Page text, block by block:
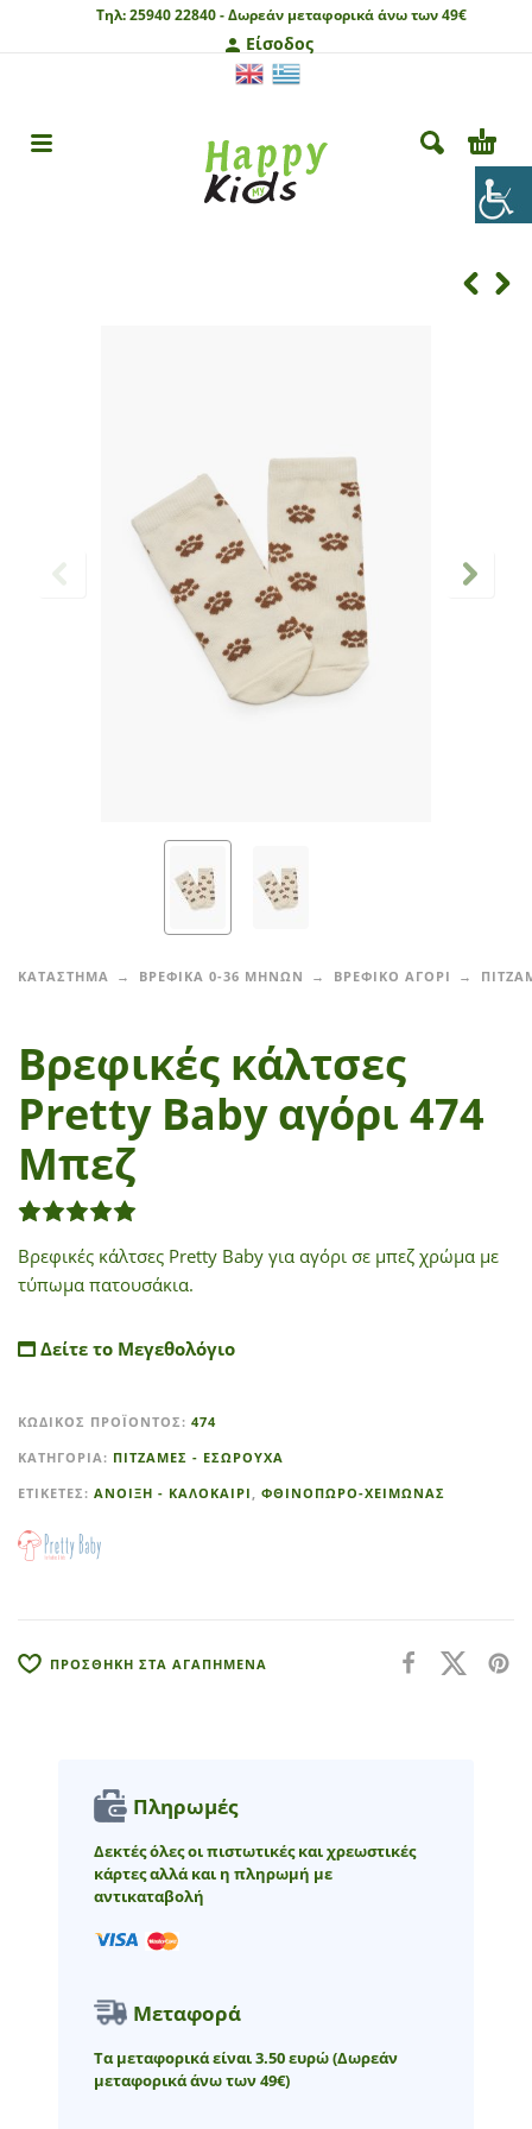
Τηλ:25940 22840 -Δωρεάν μεταφορικά άνω των 49€
Είσοδος
ΚΑΤΑΣΤΗΜΑ ΒΡΕΦΙΚΑ 0-36 ΜΗΝΩΝ ΒΡΕΦΙΚΟ ΑΓΟΡΙ
Βρεφικές κάλτσες
Pretty Baby αγόρι 474
Μπεζ
1
Βρεφικές κάλτσες Pretty Baby για αγόρι σε μπεζ χρώμα με
τύπωμα πατουσάκια.
Δείτε το Μεγεθολόγιο
l
t
e
n
v
ΚΩΔΙΚΌΣ ΠΡΟΪΌΝΤΟΣ: 474
ΚΑΤΗΓΟΡΊΑ: ΠΙΤΖΑΜΕΣ - ΕΣΩΡΟΥΧΑ
ΕΤΙΚΈΤΕΣ: ΑΝΟΙΞΗ - ΚΑΛΟΚΑΙΡΙ ΦΘΙΝΟΠΩΡΟ-ΧΕΙΜΩΝΑΣ
ΠΡΟΣΘΗΚΗ ΣΤΑ ΑΓΑΠΗΜΕΝΑ
Πληρωμές
Δεκτές όλες οι πιστωτικές και χρεωστικές
κάρτες αλλά και η πληρωμή με
αντικαταβολή
Μεταφορά
Τα μεταφορικά είναι 3.50 ευρώ(Δωρεάν
μεταφορικά άνω των 49€)